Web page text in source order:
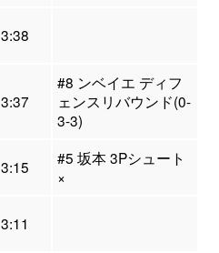
3:38
3:37
#8 ンベイエ ディフ
ェンスリバウンド(0-
3-3)
3:15
#5 坂本 3Pシュート
×
3:11